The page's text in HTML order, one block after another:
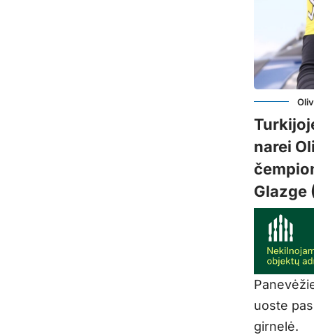
narei
Glazge
uoste
girnelė.